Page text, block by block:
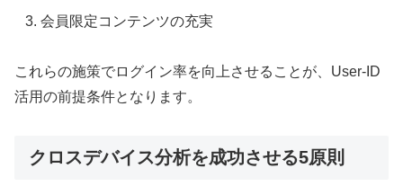
会員限定コンテンツの充実
これらの施策でログイン率を向上させることが、User-ID
活用の前提条件となります。
クロスデバイス分析を成功させる5原則